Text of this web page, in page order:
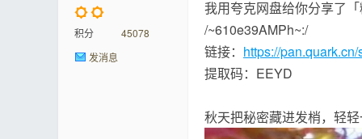
积分
45078
发消息
我用夸克网盘给你分享了
/~610e39AMPh~:/
链接： https://
提取码：EEYD
秋天把秘密藏进发梢，轻